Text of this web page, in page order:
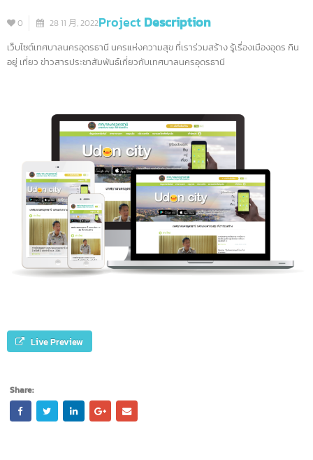
ProjectDescription
0 28 11 月, 2022
เว็บไซต์เทศบาลนครอุดรธานี นครแห่งความสุข ที่เราร่วมสร้าง รู้เรื่องเมืองอุดร กิ